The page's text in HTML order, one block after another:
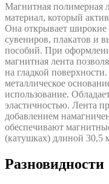
Магнитная полимерная
материал, который
Она открывает широкие
сувениров, плакатов и
пособий. При
магнитная лента
на гладкой
металлическое
использование.
эластичностью. Лента
добавлением
обеспечивают
(катушках) длиной 30,5
Разновидности